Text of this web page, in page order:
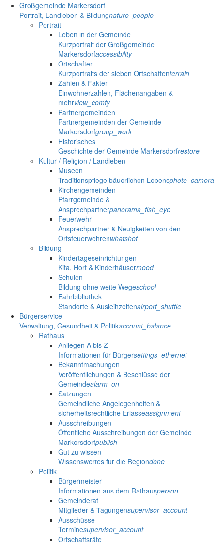
Großgemeinde Markersdorf
Portrait, Landleben & Bildungnature_people
Portrait
Leben in der Gemeinde
Kurzportrait der Großgemeinde
Markersdorfaccessibility
Ortschaften
Kurzportraits der sieben Ortschaftenterrain
Zahlen & Fakten
Einwohnerzahlen, Flächenangaben &
mehrview_comfy
Partnergemeinden
Partnergemeinden der Gemeinde
Markersdorfgroup_work
Historisches
Geschichte der Gemeinde Markersdorfrestore
Kultur / Religion / Landleben
Museen
Traditionspflege bäuerlichen Lebensphoto_camera
Kirchengemeinden
Pfarrgemeinde &
Ansprechpartnerpanorama_fish_eye
Feuerwehr
Ansprechpartner & Neuigkeiten von den
Ortsfeuerwehrenwhatshot
Bildung
Kindertageseinrichtungen
Kita, Hort & Kinderhäusermood
Schulen
Bildung ohne weite Wegeschool
Fahrbibliothek
Standorte & Ausleihzeitenairport_shuttle
Bürgerservice
Verwaltung, Gesundheit & Politikaccount_balance
Rathaus
Anliegen A bis Z
Informationen für Bürgersettings_ethernet
Bekanntmachungen
Veröffentlichungen & Beschlüsse der
Gemeindealarm_on
Satzungen
Gemeindliche Angelegenheiten &
sicherheitsrechtliche Erlasseassignment
Ausschreibungen
Öffentliche Ausschreibungen der Gemeinde
Markersdorfpublish
Gut zu wissen
Wissenswertes für die Regiondone
Politik
Bürgermeister
Informationen aus dem Rathausperson
Gemeinderat
Mitglieder & Tagungensupervisor_account
Ausschüsse
Terminesupervisor_account
Ortschaftsräte